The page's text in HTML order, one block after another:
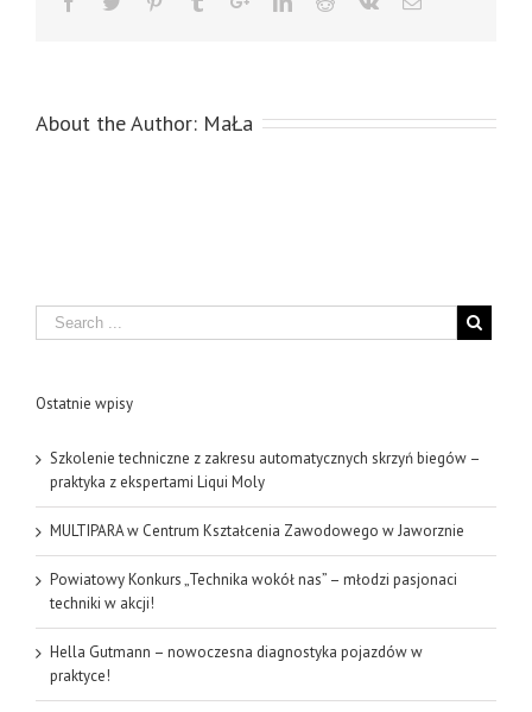
About the Author: MaŁa
Search
Ostatnie wpisy
Szkolenie techniczne z zakresu automatycznych skrzyń biegów –
praktyka z ekspertami Liqui Moly
MULTIPARA w Centrum Kształcenia Zawodowego w Jaworznie
Powiatowy Konkurs „Technika wokół nas” – młodzi pasjonaci
techniki w akcji!
Hella Gutmann – nowoczesna diagnostyka pojazdów w
praktyce!